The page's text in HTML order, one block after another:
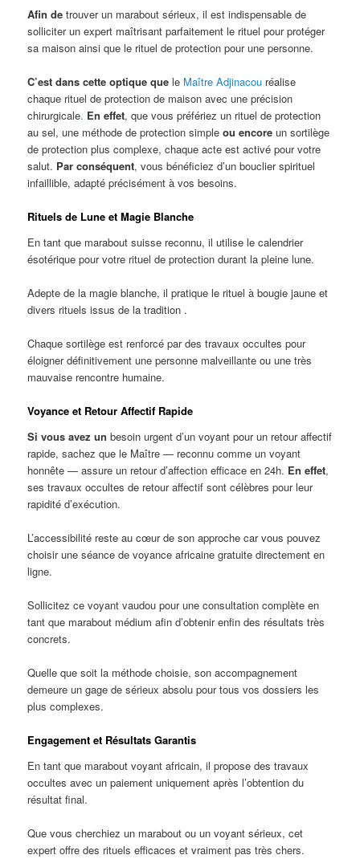
Afin de trouver un marabout sérieux, il est indispensable de
solliciter un expert maîtrisant parfaitement le rituel pour protéger
sa maison ainsi que le rituel de protection pour une personne.
C’est dans cette optique que le Maître Adjinacou réalise
chaque rituel de protection de maison avec une précision
chirurgicale. En effet, que vous préfériez un rituel de protection
au sel, une méthode de protection simpleou encore un sortilège
de protection plus complexe, chaque acte est activé pour votre
salut. Par conséquent, vous bénéficiez d’un bouclier spirituel
infaillible, adapté précisément à vos besoins.
Rituels de Lune et Magie Blanche
En tant que marabout suisse reconnu, il utilise le calendrier
ésotérique pour votre rituel de protection durant la pleine lune.
Adepte de la magie blanche, il pratique le rituel à bougie jaune et
divers rituels issus de la tradition .
Chaque sortilège est renforcé par des travaux occultes pour
éloigner définitivement une personne malveillante ou une très
mauvaise rencontre humaine.
Voyance et Retour Affectif Rapide
Si vous avez un besoin urgent d’un voyant pour un retour affectif
rapide, sachez que le Maître — reconnu comme un voyant
honnête — assure un retour d’affection efficace en 24h. En effet,
ses travaux occultes de retour affectif sont célèbres pour leur
rapidité d’exécution.
L’accessibilité reste au cœur de son approche car vous pouvez
choisir une séance de voyance africaine gratuite directement en
ligne.
Sollicitez ce voyant vaudou pour une consultation complète en
tant que marabout médium afin d’obtenir enfin des résultats très
concrets.
Quelle que soit la méthode choisie, son accompagnement
demeure un gage de sérieux absolu pour tous vos dossiers les
plus complexes.
Engagement et Résultats Garantis
En tant que marabout voyant africain, il propose des travaux
occultes avec un paiement uniquement après l’obtention du
résultat final.
Que vous cherchiez un marabout ou un voyant sérieux, cet
expert offre des rituels efficaces et vraiment pas très chers.